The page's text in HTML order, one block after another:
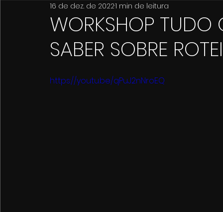
WORKSHOP TUDO
SABER SOBRE
16 de dez. de 20221 min de leitura
https://youtu.be/qPuJ2nNroEQ